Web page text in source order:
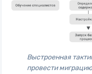
Выстроенная
провести